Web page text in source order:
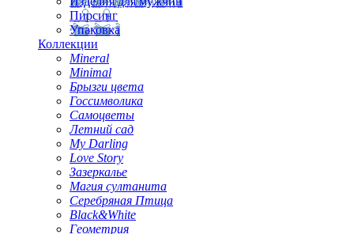
Пирсинг
Упаковка
Коллекции
Mineral
Minimal
Брызги цвета
Госсимволика
Самоцветы
Летний сад
My Darling
Love Story
Зазеркалье
Магия султанита
Серебряная Птица
Black&White
Геометрия